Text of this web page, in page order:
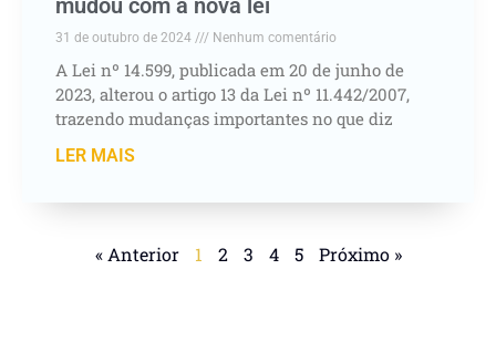
mudou com a nova lei
31 de outubro de 2024 Nenhum comentário
A Lei nº 14.599, publicada em 20 de junho de
2023, alterou o artigo 13 da Lei nº 11.442/2007,
trazendo mudanças importantes no que diz
LER MAIS
« Anterior 1 2 3 4 5 Próximo »